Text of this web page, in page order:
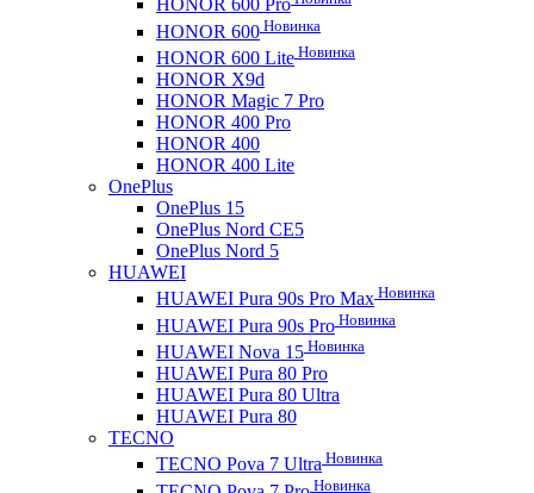
HONOR 600 Pro
HONOR 600 Новинка
HONOR 600 Lite Новинка
HONOR X9d
HONOR Magic 7 Pro
HONOR 400 Pro
HONOR 400
HONOR 400 Lite
OnePlus
OnePlus 15
OnePlus Nord CE5
OnePlus Nord 5
HUAWEI
HUAWEI Pura 90s Pro Max Новинка
HUAWEI Pura 90s Pro Новинка
HUAWEI Nova 15 Новинка
HUAWEI Pura 80 Pro
HUAWEI Pura 80 Ultra
HUAWEI Pura 80
TECNO
TECNO Pova 7 Ultra Новинка
Новинка